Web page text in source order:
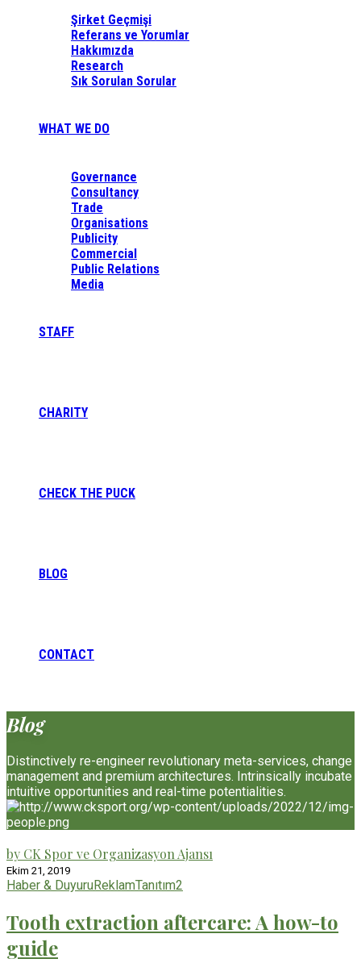
Şirket Geçmişi
Referans ve Yorumlar
Hakkımızda
Research
Sık Sorulan Sorular
WHAT WE DO
Governance
Consultancy
Trade
Organisations
Publicity
Commercial
Public Relations
Media
STAFF
CHARITY
CHECK THE PUCK
BLOG
CONTACT
Blog
Distinctively re-engineer revolutionary meta-services, change
management and premium architectures. Intrinsically incubate
intuitive opportunities and real-time potentialities.
by CK Spor ve Organizasyon Ajansı
Ekim 21, 2019
Haber & DuyuruReklamTanıtım2
Tooth extraction aftercare: A how-to
guide